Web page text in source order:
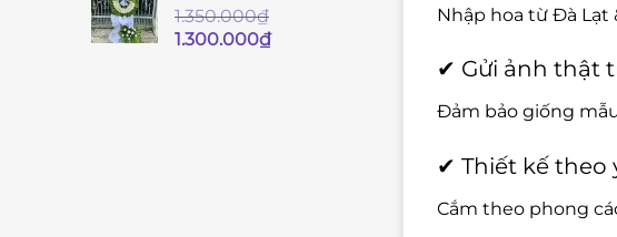
1.350.000₫
Giá
1.300.000₫Giá
Nhập hoa từ Đà Lạt
✔ Gửi ảnh thật
Đảm bảo giống
✔ Thiết kế theo
Cắm theo phong